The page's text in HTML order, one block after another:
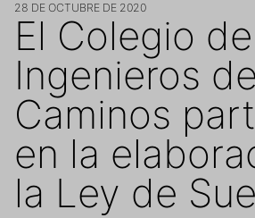
28 DE OCTUBRE DE 2020
El Colegio de
Ingenieros de
Caminos
en la
la Ley de